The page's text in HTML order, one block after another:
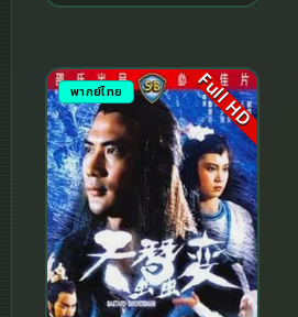
พากย์ไทย Full HD